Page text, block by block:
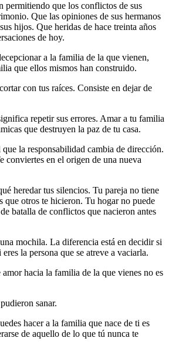
permitiendo que los conflictos de sus
Que las opiniones de sus hermanos
hijos. Que heridas de hace treinta años
de hoy.
a la familia de la que vienen,
que ellos mismos han construido.
con tus raíces. Consiste en dejar de
repetir sus errores. Amar a tu familia
que destruyen la paz de tu casa.
la responsabilidad cambia de dirección.
conviertes en el origen de una nueva
heredar tus silencios. Tu pareja no tiene
que otros te hicieron. Tu hogar no puede
batalla de conflictos que nacieron antes
mochila. La diferencia está en decidir si
la persona que se atreve a vaciarla.
hacia la familia de la que vienes no es
sanar.
hacer a la familia que nace de ti es
de aquello de lo que tú nunca te